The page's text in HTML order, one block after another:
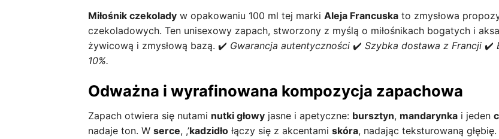
Miłośnik czekolady w opakowaniu 100 ml tej marki Aleja Francuska to zmysłowa
czekoladowych. Ten unisexowy zapach, stworzony z myślą o miłośnikach bogatych i
żywicową i zmysłową bazą. ✔️ Gwarancja autentyczności ✔️ Szybka dostawa z Francji ✔️
10%.
Odważna i wyrafinowana kompozycja zapachowa
Zapach otwiera się nutami nutki głowy jasne i apetyczne: bursztyn, mandarynka i jeden
nadaje ton. W serce, ,’kadzidło łączy się z akcentami skóra, nadając teksturowaną głębię.